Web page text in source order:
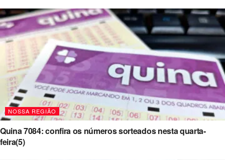
NOSSA REGIÃO
Quina 7084: confira os números sorteados nesta quarta-
feira(5)